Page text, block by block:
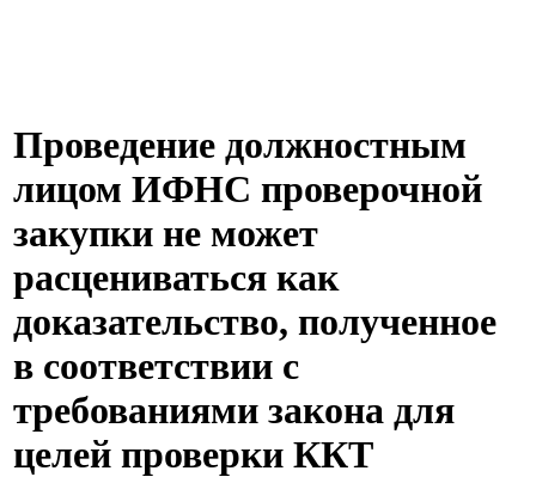
Проведение должностным
лицом ИФНС проверочной
закупки не может
расцениваться как
доказательство, полученное
в соответствии с
требованиями закона для
целей проверки ККТ